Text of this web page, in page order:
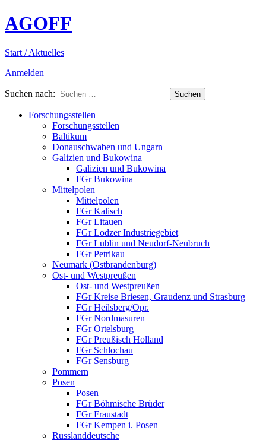
AGOFF
Start / Aktuelles
Anmelden
Suchen nach:
Forschungsstellen
Forschungsstellen
Baltikum
Donauschwaben und Ungarn
Galizien und Bukowina
Galizien und Bukowina
FGr Bukowina
Mittelpolen
Mittelpolen
FGr Kalisch
FGr Litauen
FGr Lodzer Industriegebiet
FGr Lublin und Neudorf-Neubruch
FGr Petrikau
Neumark (Ostbrandenburg)
Ost- und Westpreußen
Ost- und Westpreußen
FGr Kreise Briesen, Graudenz und Strasburg
FGr Heilsberg/Opr.
FGr Nordmasuren
FGr Ortelsburg
FGr Preußisch Holland
FGr Schlochau
FGr Sensburg
Pommern
Posen
Posen
FGr Böhmische Brüder
FGr Fraustadt
FGr Kempen i. Posen
Russlanddeutsche